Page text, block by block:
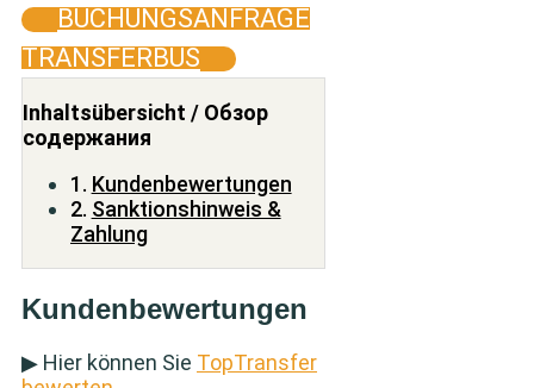
BUCHUNGSANFRAGE
TRANSFERBUS
Inhaltsübersicht / Обзор
содержания
Kundenbewertungen
Sanktionshinweis &
Zahlung
Kundenbewertungen
▶ Hier können Sie TopTransfer